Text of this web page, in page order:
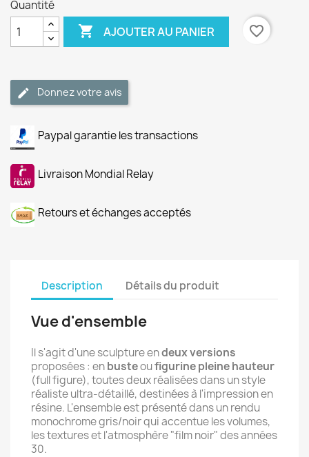
Quantité
 AJOUTER AU PANIER favorite_border
Donnez votre avis
Paypal garantie les transactions
Livraison Mondial Relay
Retours et échanges acceptés
Description Détails du produit
Vue d'ensemble
Il s'agit d'une sculpture endeux versions
proposées : enbusteoufigurine pleine hauteur
(full figure), toutes deux réalisées dans un style
réaliste ultra-détaillé, destinées à l'impression en
résine. L'ensemble est présenté dans un rendu
monochrome gris/noir qui accentue les volumes,
les textures et l'atmosphère "film noir" des années
30.